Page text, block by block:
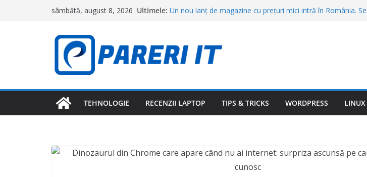
sâmbătă, august 8, 2026 Ultimele: Un nou lanț de magazine cu prețuri mici intră în România. Se
Topul orașelor în care merită să te muți în 2026. Unde găsești
cea mai bună calitate a vieții
Meta primește o lovitură de 567 de milioane de dolari.
Facebook și Instagram vor fi obligate să pună frână
TEHNOLOGIE RECENZII LAPTOP TIPS & TRICKS WORDPRESS LINUX